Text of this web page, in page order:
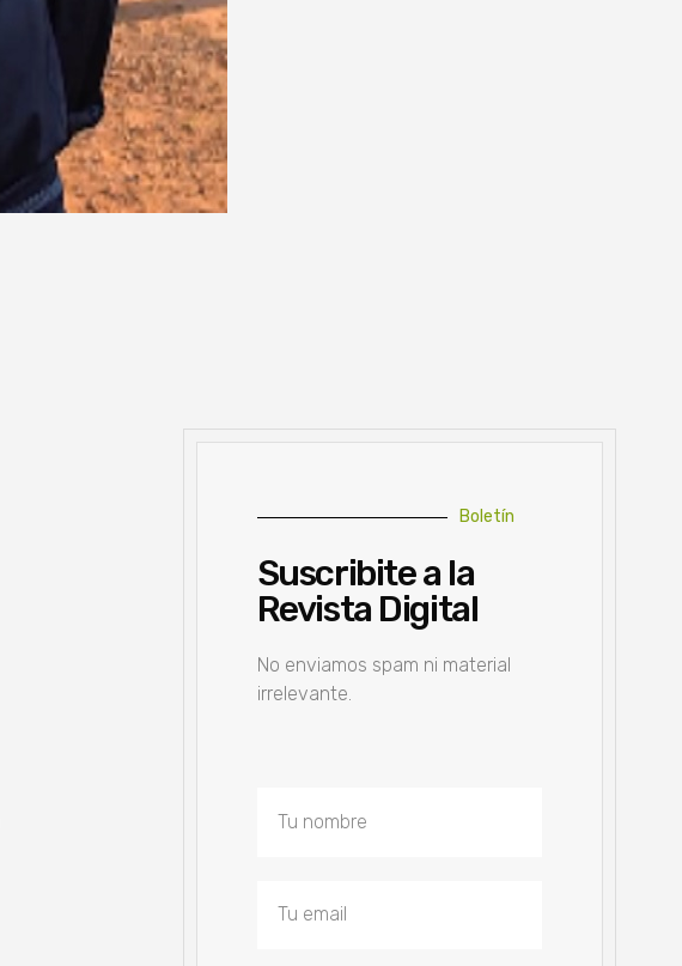
Boletín
Suscribite a la
Revista Digital
No enviamos spam ni material
irrelevante.